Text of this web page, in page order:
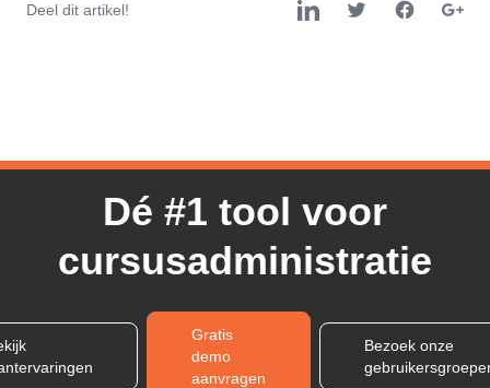
Deel dit artikel!
Dé #1 tool voor
cursusadministratie
Gratis
demo
aanvragen
Bezoek onze